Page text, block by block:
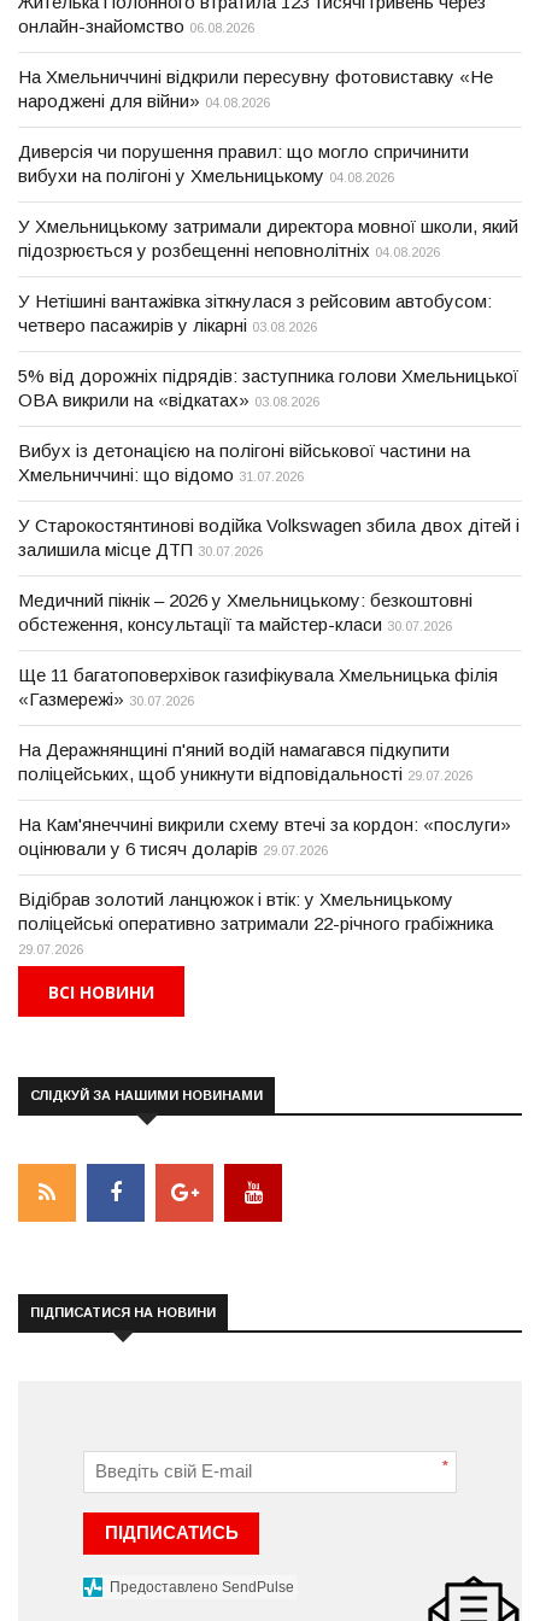
онлайн-знайомство 06.08.2026
На Хмельниччині відкрили пересувну фотовиставку «Не
народжені для війни» 04.08.2026
Диверсія чи порушення правил: що могло спричинити
вибухи на полігоні у Хмельницькому 04.08.2026
У Хмельницькому затримали директора мовної школи, який
підозрюється у розбещенні неповнолітніх 04.08.2026
У Нетішині вантажівка зіткнулася з рейсовим автобусом:
четверо пасажирів у лікарні 03.08.2026
5% від дорожніх підрядів: заступника голови Хмельницької
ОВА викрили на «відкатах» 03.08.2026
Вибух із детонацією на полігоні військової частини на
Хмельниччині: що відомо 31.07.2026
У Старокостянтинові водійка Volkswagen збила двох дітей і
залишила місце ДТП 30.07.2026
Медичний пікнік – 2026 у Хмельницькому: безкоштовні
обстеження, консультації та майстер-класи 30.07.2026
Ще 11 багатоповерхівок газифікувала Хмельницька філія
«Газмережі» 30.07.2026
На Деражнянщині п'яний водій намагався підкупити
поліцейських, щоб уникнути відповідальності 29.07.2026
На Кам'янеччині викрили схему втечі за кордон: «послуги»
оцінювали у 6 тисяч доларів 29.07.2026
Відібрав золотий ланцюжок і втік: у Хмельницькому
поліцейські оперативно затримали 22-річного грабіжника
29.07.2026
ВСІ НОВИНИ
СЛІДКУЙ ЗА НАШИМИ НОВИНАМИ
ПІДПИСАТИСЯ НА НОВИНИ
*
ПІДПИСАТИСЬ
Предоставлено SendPulse